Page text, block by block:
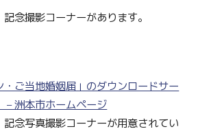
念撮影コーナーがあります。
ご当地婚姻届」のダウンロードサー
– 洲本市ホームページ
念写真撮影コーナーが用意されてい